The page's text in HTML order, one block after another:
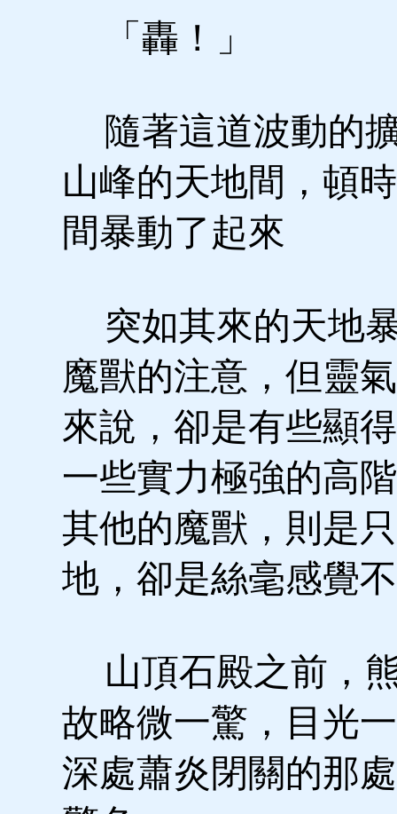
「轟！」
隨著這道波動的
山峰的天地間，頓
間暴動了起來
突如其來的天地
魔獸的注意，但靈
來說，卻是有些顯
一些實力極強的高
其他的魔獸，則是
地，卻是絲毫感覺
山頂石殿之前，
故略微一驚，目光
深處蕭炎閉關的那